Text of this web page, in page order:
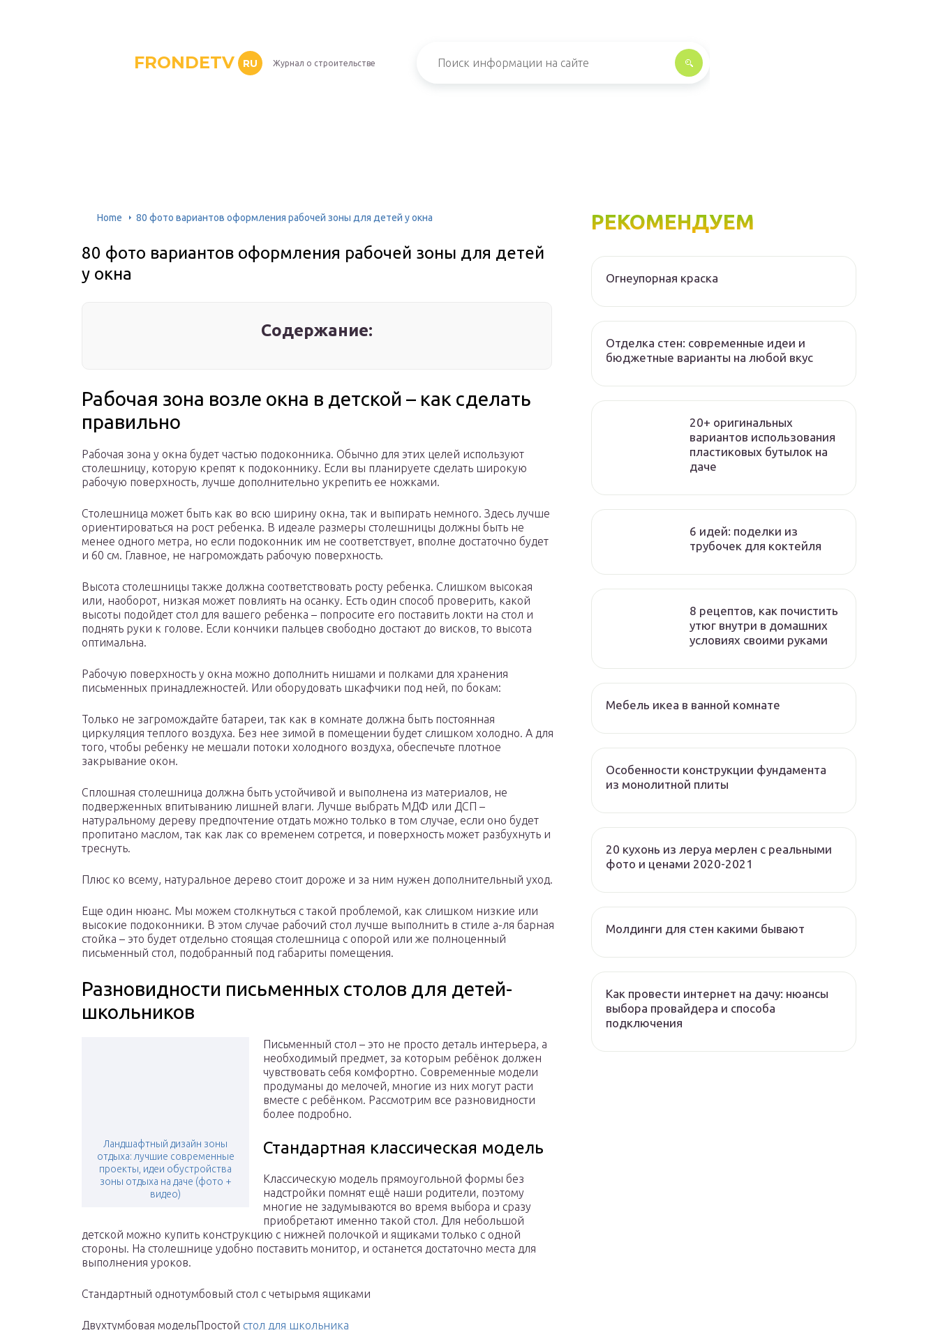
FRONDETV RU Журнал о строительстве
Home 80 фото вариантов оформления рабочей зоны для детей у окна
80 фото вариантов оформления рабочей зоны для детей
у окна
Содержание:
Рабочая зона возле окна в детской – как сделать
правильно
Рабочая зона у окна будет частью подоконника. Обычно для этих целей используют
столешницу, которую крепят к подоконнику. Если вы планируете сделать широкую
рабочую поверхность, лучше дополнительно укрепить ее ножками.
Столешница может быть как во всю ширину окна, так и выпирать немного. Здесь лучше
ориентироваться на рост ребенка. В идеале размеры столешницы должны быть не
менее одного метра, но если подоконник им не соответствует, вполне достаточно будет
и 60 см. Главное, не нагромождать рабочую поверхность.
Высота столешницы также должна соответствовать росту ребенка. Слишком высокая
или, наоборот, низкая может повлиять на осанку. Есть один способ проверить, какой
высоты подойдет стол для вашего ребенка – попросите его поставить локти на стол и
поднять руки к голове. Если кончики пальцев свободно достают до висков, то высота
оптимальна.
Рабочую поверхность у окна можно дополнить нишами и полками для хранения
письменных принадлежностей. Или оборудовать шкафчики под ней, по бокам:
Только не загромождайте батареи, так как в комнате должна быть постоянная
циркуляция теплого воздуха. Без нее зимой в помещении будет слишком холодно. А для
того, чтобы ребенку не мешали потоки холодного воздуха, обеспечьте плотное
закрывание окон.
Сплошная столешница должна быть устойчивой и выполнена из материалов, не
подверженных впитыванию лишней влаги. Лучше выбрать МДФ или ДСП –
натуральному дереву предпочтение отдать можно только в том случае, если оно будет
пропитано маслом, так как лак со временем сотрется, и поверхность может разбухнуть и
треснуть.
Плюс ко всему, натуральное дерево стоит дороже и за ним нужен дополнительный уход.
Еще один нюанс. Мы можем столкнуться с такой проблемой, как слишком низкие или
высокие подоконники. В этом случае рабочий стол лучше выполнить в стиле а-ля барная
стойка – это будет отдельно стоящая столешница с опорой или же полноценный
письменный стол, подобранный под габариты помещения.
Разновидности письменных столов для детей-
школьников
Ландшафтный дизайн зоны
отдыха: лучшие современные
проекты, идеи обустройства
зоны отдыха на даче (фото +
видео)
Письменный стол – это не просто деталь интерьера, а
необходимый предмет, за которым ребёнок должен
чувствовать себя комфортно. Современные модели
продуманы до мелочей, многие из них могут расти
вместе с ребёнком. Рассмотрим все разновидности
более подробно.
Стандартная классическая модель
Классическую модель прямоугольной формы без
надстройки помнят ещё наши родители, поэтому
многие не задумываются во время выбора и сразу
приобретают именно такой стол. Для небольшой
детской можно купить конструкцию с нижней полочкой и ящиками только с одной
стороны. На столешнице удобно поставить монитор, и останется достаточно места для
выполнения уроков.
Стандартный однотумбовый стол с четырьмя ящиками
Двухтумбовая модельПростой стол для школьника
РЕКОМЕНДУЕМ
Огнеупорная краска
Отделка стен: современные идеи и
бюджетные варианты на любой вкус
20+ оригинальных
вариантов использования
пластиковых бутылок на
даче
6 идей: поделки из
трубочек для коктейля
8 рецептов, как почистить
утюг внутри в домашних
условиях своими руками
Мебель икеа в ванной комнате
Особенности конструкции фундамента
из монолитной плиты
20 кухонь из леруа мерлен с реальными
фото и ценами 2020-2021
Молдинги для стен какими бывают
Как провести интернет на дачу: нюансы
выбора провайдера и способа
подключения